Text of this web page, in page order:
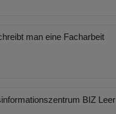
man eine Facharbeit
BIZ Leer